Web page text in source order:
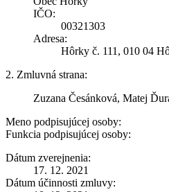
IČO:
00321303
Adresa:
Hôrky č. 111, 010 04
2. Zmluvná strana:
Zuzana Česánková, Matej
Meno podpisujúcej osoby:
Funkcia podpisujúcej osoby:
Dátum zverejnenia:
17. 12. 2021
Dátum účinnosti zmluvy: